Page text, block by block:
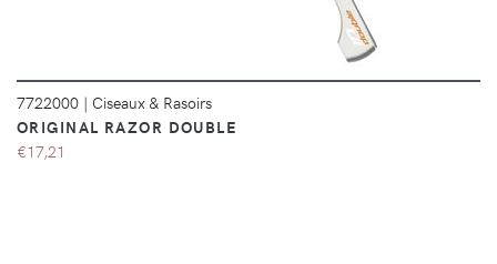
7722000 | Ciseaux & Rasoirs
ORIGINAL RAZOR DOUBLE
€17,21